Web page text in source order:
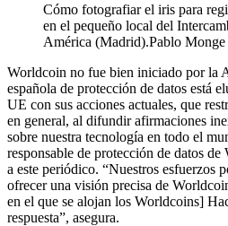
Cómo fotografiar el iris para
en el pequeño local del
América (Madrid).Pablo Monge
Worldcoin no fue bien iniciado por la
española de protección de datos está
UE con sus acciones actuales, que
en general, al difundir afirmaciones
sobre nuestra tecnología en todo el
responsable de protección de datos
a este periódico. “Nuestros esfuerzos
ofrecer una visión precisa de
en el que se alojan los Worldcoins]
respuesta”, asegura.